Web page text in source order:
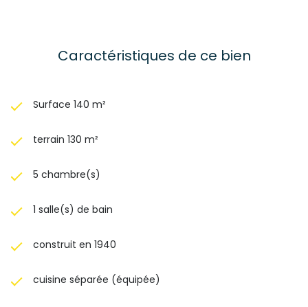
Caractéristiques de ce bien
Surface 140 m²
terrain 130 m²
5 chambre(s)
1 salle(s) de bain
construit en 1940
cuisine séparée (équipée)